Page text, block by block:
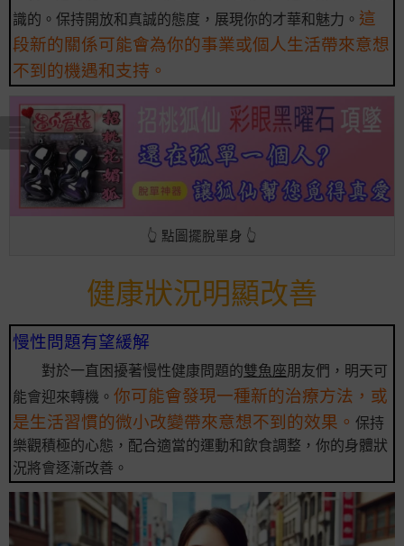
識的。保持開放和真誠的態度，展現你的才華和魅力。 這
段新的關係可能會為你的事業或個人生活帶來意想
不到的機遇和支持。
👆 點圖擺脫單身 👆
健康狀況明顯改善
慢性問題有望緩解
對於一直困擾著慢性健康問題的雙魚座朋友們，明天可
能會迎來轉機。 你可能會發現一種新的治療方法，或
是生活習慣的微小改變帶來意想不到的效果。 保持
樂觀積極的心態，配合適當的運動和飲食調整，你的身體狀
況將會逐漸改善。